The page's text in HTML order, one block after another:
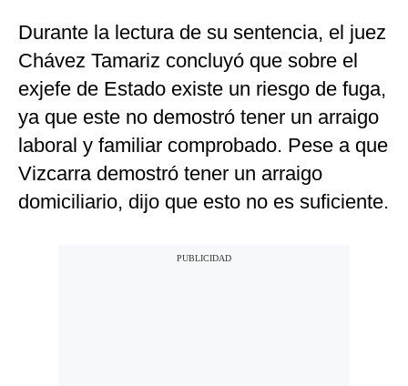
Durante la lectura de su sentencia, el juez
Chávez Tamariz concluyó que sobre el
exjefe de Estado existe un riesgo de fuga,
ya que este no demostró tener un arraigo
laboral y familiar comprobado. Pese a que
Vizcarra demostró tener un arraigo
domiciliario, dijo que esto no es suficiente.